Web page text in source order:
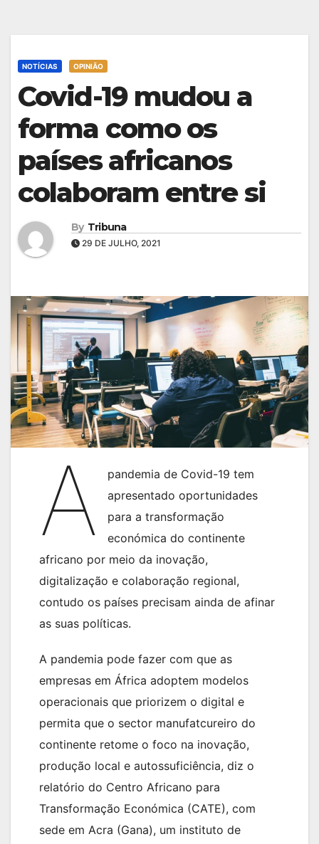
NOTÍCIAS OPINIÃO
Covid-19 mudou a
forma como os
países africanos
colaboram entre si
By Tribuna
29 DE JULHO, 2021
A
pandemia de Covid-19 tem
apresentado oportunidades
para a transformação
económica do continente
africano por meio da inovação,
digitalização e colaboração regional,
contudo os países precisam ainda de afinar
as suas políticas.
A pandemia pode fazer com que as
empresas em África adoptem modelos
operacionais que priorizem o digital e
permita que o sector manufatcureiro do
continente retome o foco na inovação,
produção local e autossuficiência, diz o
relatório do Centro Africano para
Transformação Económica (CATE), com
sede em Acra (Gana), um instituto de